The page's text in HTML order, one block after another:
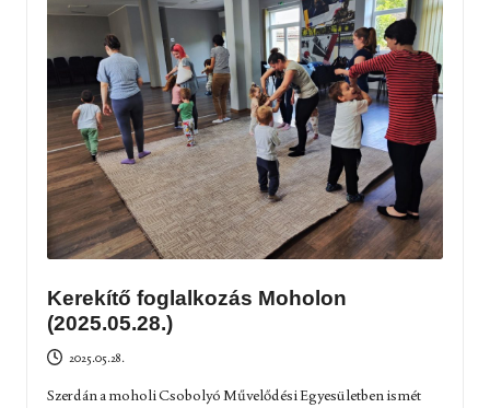
Kerekítő foglalkozás Moholon
(2025.05.28.)
2025.05.28.
Szerdán a moholi Csobolyó Művelődési Egyesületben ismét